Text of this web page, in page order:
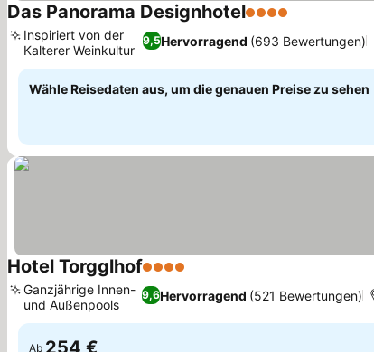
Das Panorama Designhotel4 Sterne
9,5Hervorragend (693 Bewertungen)
Inspiriert von der
Kalterer Weinkultur
Wähle Reisedaten aus, um die genauen Preise zu sehen
Hotel Torgglhof4 Sterne
9,6Hervorragend (521 Bewertungen)
Ganzjährige Innen-
und Außenpools
Ab 254 €